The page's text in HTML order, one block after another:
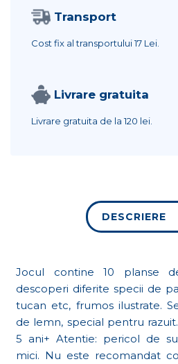
Transport
Cost fix al transportului17 Lei.
Livrare gratuita
Livrare gratuita de la120 lei.
DESCRIERE
Jocul contine 10 planse
descoperi diferite specii de
tucan etc, frumos ilustrate.
de lemn, special pentru
5 ani+ Atentie: pericol de
mici. Nu este recomandat